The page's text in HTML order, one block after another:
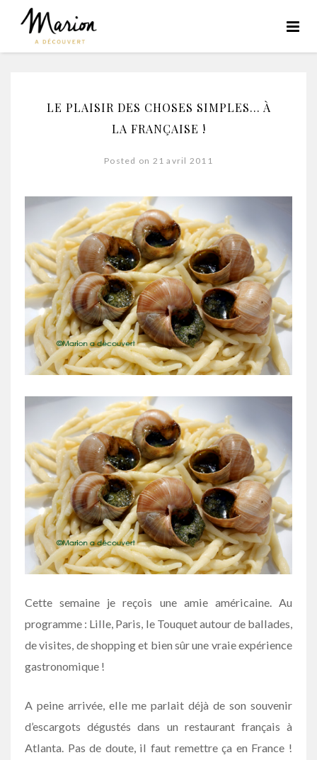
LE PLAISIR DES CHOSES SIMPLES… À
LA FRANÇAISE !
Posted on 21 avril 2011
Cette semaine je reçois une amie américaine. Au
programme : Lille, Paris, le Touquet autour de ballades,
de visites, de shopping et bien sûr une vraie expérience
gastronomique !
A peine arrivée, elle me parlait déjà de son souvenir
d’escargots dégustés dans un restaurant français à
Atlanta. Pas de doute, il faut remettre ça en France !